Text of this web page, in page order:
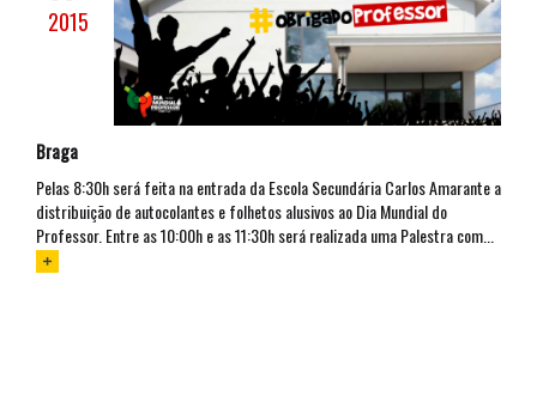
2015
Braga
Pelas 8:30h será feita na entrada da Escola Secundária Carlos Amarante a
distribuição de autocolantes e folhetos alusivos ao Dia Mundial do
Professor. Entre as 10:00h e as 11:30h será realizada uma Palestra com...